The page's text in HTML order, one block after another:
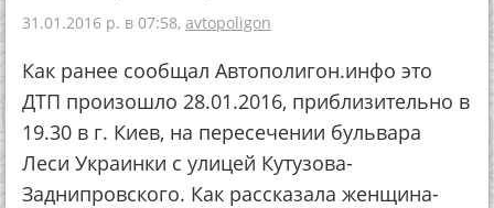
31.01.2016 р. в 07:58, avtopoligon
Как ранее сообщал Автополигон.инфо это
ДТП произошло 28.01.2016, приблизительно в
19.30 в г. Киев, на пересечении бульвара
Леси Украинки с улицей Кутузова-
Заднипровского. Как рассказала женщина-